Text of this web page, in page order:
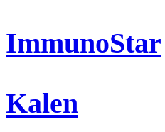
ImmunoStar
Kalen